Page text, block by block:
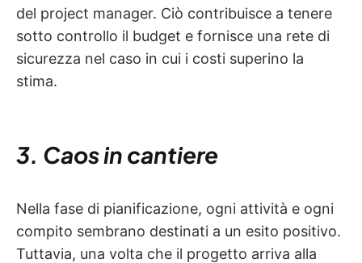
del project manager. Ciò contribuisce a tenere
sotto controllo il budget e fornisce una rete di
sicurezza nel caso in cui i costi superino la
stima.
3. Caos in cantiere
Nella fase di pianificazione, ogni attività e ogni
compito sembrano destinati a un esito positivo.
Tuttavia, una volta che il progetto arriva alla